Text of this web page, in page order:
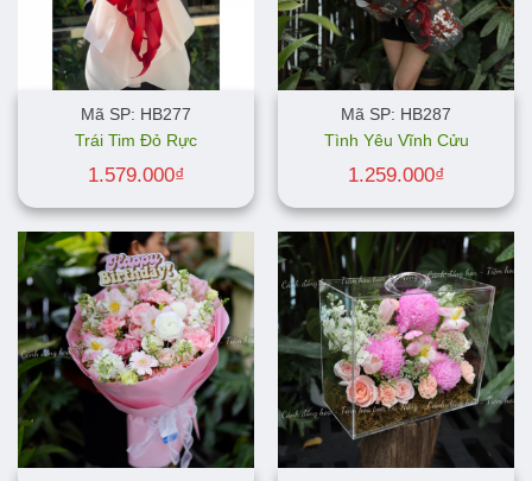
Mã SP: HB277
Trái Tim Đỏ Rực
1.579.000₫
Mã SP: HB287
Tình Yêu Vĩnh Cửu
1.259.000₫